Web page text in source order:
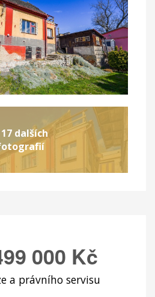
dalších
000 Kč
a právního servisu